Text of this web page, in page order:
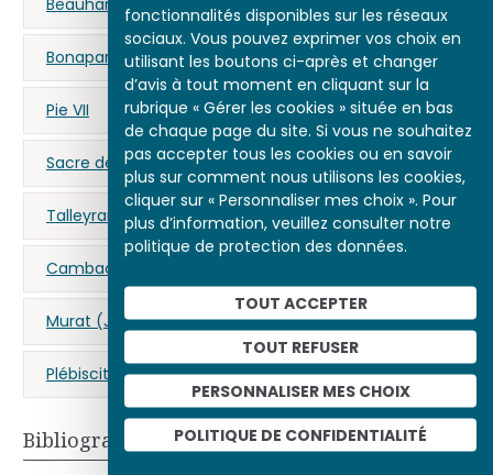
fonctionnalités disponibles sur les réseaux
sociaux. Vous pouvez exprimer vos choix en
utilisant les boutons ci-après et changer
d’avis à tout moment en cliquant sur la
rubrique « Gérer les cookies » située en bas
de chaque page du site. Si vous ne souhaitez
pas accepter tous les cookies ou en savoir
plus sur comment nous utilisons les cookies,
cliquer sur « Personnaliser mes choix ». Pour
plus d’information, veuillez consulter notre
politique de protection des données.
TOUT ACCEPTER
TOUT REFUSER
PERSONNALISER MES CHOIX
POLITIQUE DE CONFIDENTIALITÉ
Bonaparte (Napoléon) Notre-Dame de Paris
Pie VII propagande napoléonienne
Sacre de Napoléon Ier
Talleyrand-Périgord (Charles-Maurice de)
Cambacérès (Jean-Jacques-Régis de)
Murat (Joachim) Premier Empire
Plébiscite
Bibliographie